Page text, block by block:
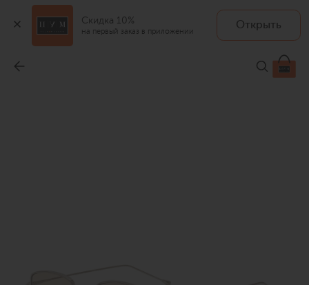
Скидка 10%
на первый заказ в приложении
Открыть
47 850 ₽